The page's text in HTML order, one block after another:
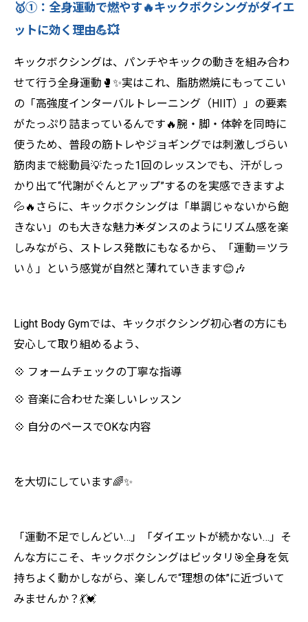
🥇①：全身運動で燃やす🔥キックボクシングがダイエ
ットに効く理由💪💥
キックボクシングは、パンチやキックの動きを組み合わ
せて行う全身運動🥊✨実はこれ、脂肪燃焼にもってこい
の「高強度インターバルトレーニング（HIIT）」の要素
がたっぷり詰まっているんです🔥腕・脚・体幹を同時に
使うため、普段の筋トレやジョギングでは刺激しづらい
筋肉まで総動員💡たった1回のレッスンでも、汗がしっ
かり出て“代謝がぐんとアップ”するのを実感できますよ
💦🔥さらに、キックボクシングは「単調じゃないから飽
きない」のも大きな魅力🌟ダンスのようにリズム感を楽
しみながら、ストレス発散にもなるから、「運動＝ツラ
い💧」という感覚が自然と薄れていきます😊🎶
Light Body Gymでは、キックボクシング初心者の方にも
安心して取り組めるよう、
💠 フォームチェックの丁寧な指導
💠 音楽に合わせた楽しいレッスン
💠 自分のペースでOKな内容
を大切にしています🌈✨
「運動不足でしんどい…」「ダイエットが続かない…」そ
んな方にこそ、キックボクシングはピッタリ🎯全身を気
持ちよく動かしながら、楽しんで“理想の体”に近づいて
みませんか？💃💓